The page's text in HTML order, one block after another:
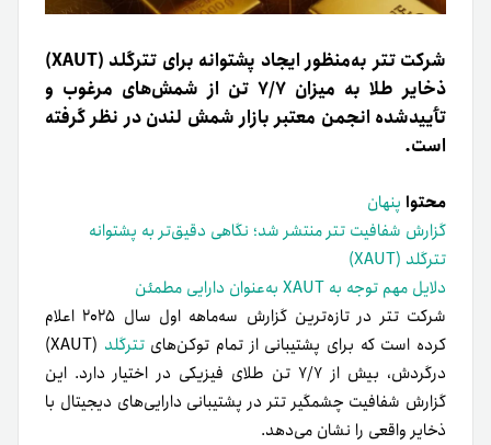
شرکت تتر به‌منظور ایجاد پشتوانه برای تترگلد (XAUT)
ذخایر طلا به میزان ۷/۷ تن از شمش‌های مرغوب و
تأییدشده انجمن معتبر بازار شمش لندن در نظر گرفته
است.
محتوا پنهان
گزارش شفافیت تتر منتشر شد؛ نگاهی دقیق‌تر به پشتوانه
تترگلد (XAUT)
دلایل مهم توجه به XAUT به‌عنوان دارایی مطمئن
شرکت تتر در تازه‌ترین گزارش سه‌ماهه اول سال ۲۰۲۵ اعلام
کرده است که برای پشتیبانی از تمام توکن‌هایتترگلد
(XAUT)
درگردش، بیش از ۷/۷ تن طلای فیزیکی در اختیار دارد. این
گزارش شفافیت چشمگیر تتر در پشتیبانی دارایی‌های دیجیتال با
ذخایر واقعی را نشان می‌دهد.